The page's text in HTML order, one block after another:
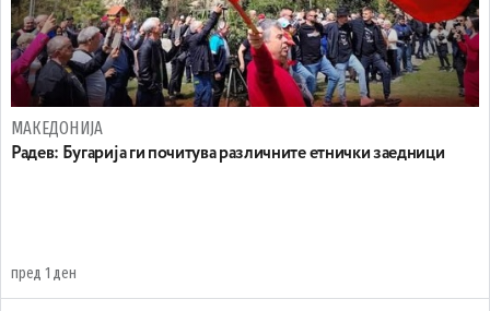
МАКЕДОНИЈА
Радев: Бугарија ги почитува различните етнички заедници
пред 1 ден